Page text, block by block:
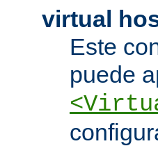
virtual
Este
puede